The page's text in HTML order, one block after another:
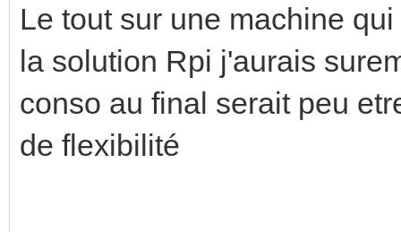
Le tout sur une machine
la solution Rpi j'aurais
conso au final serait peu
de flexibilité